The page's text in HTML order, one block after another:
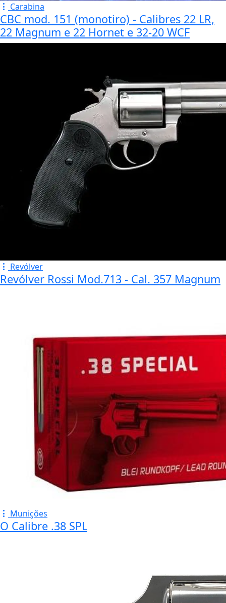
Carabina
CBC mod. 151 (monotiro) - Calibres 22 LR,
22 Magnum e 22 Hornet e 32-20 WCF
Revólver
Revólver Rossi Mod.713 - Cal. 357 Magnum
Munições
O Calibre .38 SPL